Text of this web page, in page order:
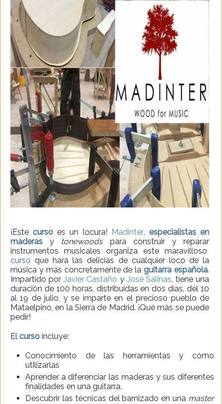
¡Este curso es un locura! Madinter, especialistas en
maderas y tonewoodspara construir y reparar
instrumentos musicales organiza este maravilloso
curso que hará las delicias de cualquier loco de la
música y más concretamente de la guitarra española.
Impartido porJavier Castaño y José Salinas, tiene una
duración de 100 horas, distribuidas en dos días, del 10
al 19 de julio, y se imparte en el precioso pueblo de
Mataelpino, en la Sierra de Madrid. ¡Qué más se puede
pedir!
El curso incluye:
Conocimiento de las herramientas y cómo
utilizarlas
Aprender a diferenciar las maderas y sus diferentes
finalidades en una guitarra.
Descubrir las técnicas del barnizado en una master